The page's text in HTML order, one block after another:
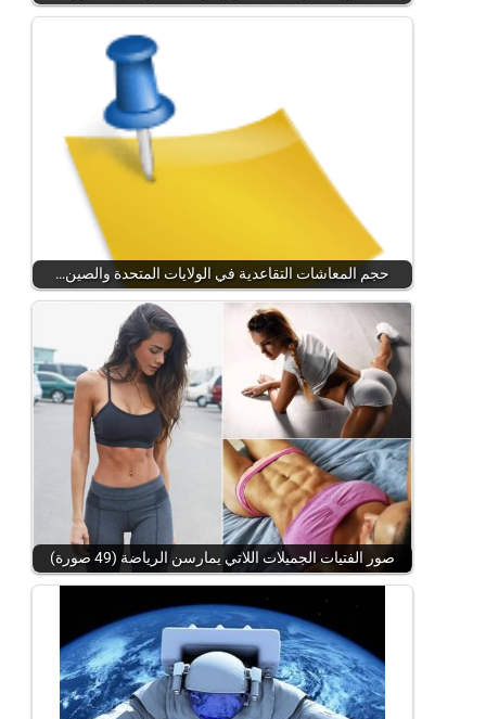
حجم المعاشات التقاعدية في الولايات المتحدة والصين…
صور الفتيات الجميلات اللاتي يمارسن الرياضة (49 صورة)